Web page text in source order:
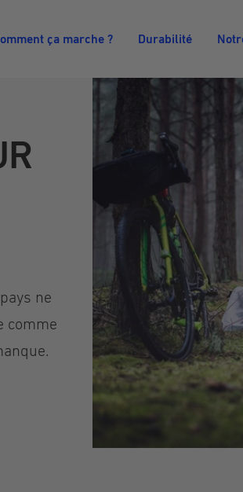
ça marche ? Durabilité
ne
comme